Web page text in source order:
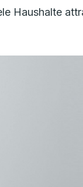
Haushalte